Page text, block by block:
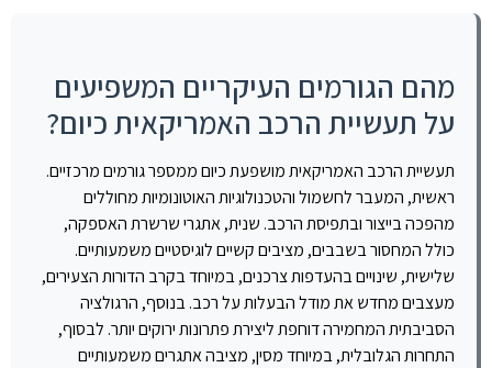
מהם הגורמים העיקריים המשפיעים
על תעשיית הרכב האמריקאית כיום?
תעשיית הרכב האמריקאית מושפעת כיום ממספר גורמים מרכזיים.
ראשית, המעבר לחשמול והטכנולוגיות האוטונומיות מחוללים
מהפכה בייצור ובתפיסת הרכב. שנית, אתגרי שרשרת האספקה,
כולל המחסור בשבבים, מציבים קשיים לוגיסטיים משמעותיים.
שלישית, שינויים בהעדפות צרכנים, במיוחד בקרב הדורות הצעירים,
מעצבים מחדש את מודל הבעלות על רכב. בנוסף, הרגולציה
הסביבתית המחמירה דוחפת ליצירת פתרונות ירוקים יותר. לבסוף,
התחרות הגלובלית, במיוחד מסין, מציבה אתגרים משמעותיים